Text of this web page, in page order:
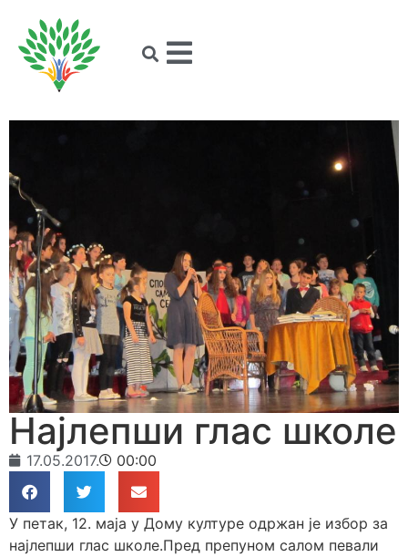
Најлепши глас школе
17.05.2017. 00:00
У петак, 12. маја у Дому културе одржан је избор за
најлепши глас школе.Пред препуном салом певали